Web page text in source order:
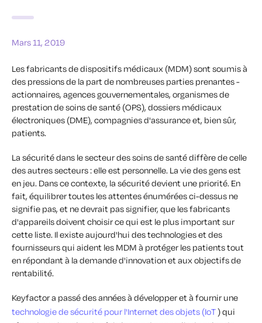
Mars 11, 2019
Les fabricants de dispositifs médicaux (MDM) sont soumis à
des pressions de la part de nombreuses parties prenantes -
actionnaires, agences gouvernementales, organismes de
prestation de soins de santé (OPS), dossiers médicaux
électroniques (DME), compagnies d'assurance et, bien sûr,
patients.
La sécurité dans le secteur des soins de santé diffère de celle
des autres secteurs : elle est personnelle. La vie des gens est
en jeu. Dans ce contexte, la sécurité devient une priorité. En
fait, équilibrer toutes les attentes énumérées ci-dessus ne
signifie pas, et ne devrait pas signifier, que les fabricants
d'appareils doivent choisir ce qui est le plus important sur
cette liste. Il existe aujourd'hui des technologies et des
fournisseurs qui aident les MDM à protéger les patients tout
en répondant à la demande d'innovation et aux objectifs de
rentabilité.
Keyfactor a passé des années à développer et à fournir une
technologie de sécurité pour l'Internet des objets (IoT) qui